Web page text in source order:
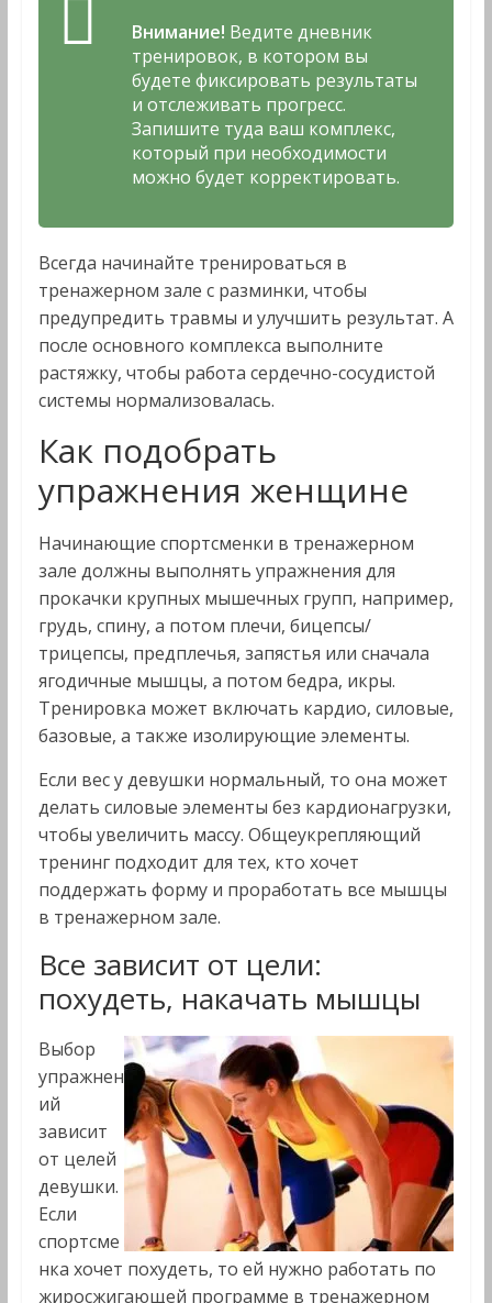
Внимание! Ведите дневник
тренировок, в котором вы
будете фиксировать результаты
и отслеживать прогресс.
Запишите туда ваш комплекс,
который при необходимости
можно будет корректировать.
Всегда начинайте тренироваться в
тренажерном зале с разминки, чтобы
предупредить травмы и улучшить результат. А
после основного комплекса выполните
растяжку, чтобы работа сердечно-сосудистой
системы нормализовалась.
Как подобрать
упражнения женщине
Начинающие спортсменки в тренажерном
зале должны выполнять упражнения для
прокачки крупных мышечных групп, например,
грудь, спину, а потом плечи, бицепсы/
трицепсы, предплечья, запястья или сначала
ягодичные мышцы, а потом бедра, икры.
Тренировка может включать кардио, силовые,
базовые, а также изолирующие элементы.
Если вес у девушки нормальный, то она может
делать силовые элементы без кардионагрузки,
чтобы увеличить массу. Общеукрепляющий
тренинг подходит для тех, кто хочет
поддержать форму и проработать все мышцы
в тренажерном зале.
Все зависит от цели:
похудеть, накачать мышцы
Выбор
упражнен
ий
зависит
от целей
девушки.
Если
спортсме
нка хочет похудеть, то ей нужно работать по
жиросжигающей программе в тренажерном